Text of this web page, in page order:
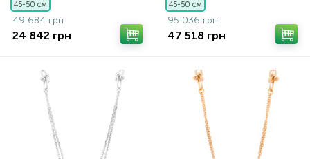
45-50 см
49 684 грн
24 842 грн
45-50 см
95 036 грн
47 518 грн